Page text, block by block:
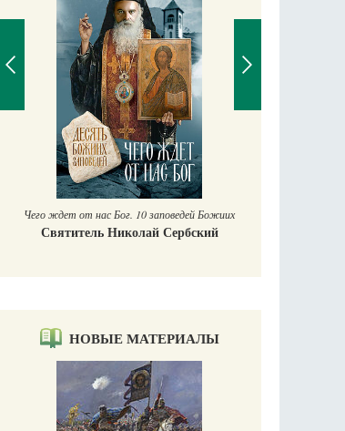
Чего ждет от нас Бог. 10 заповедей Божиих
Святитель Николай Сербский
НОВЫЕ МАТЕРИАЛЫ